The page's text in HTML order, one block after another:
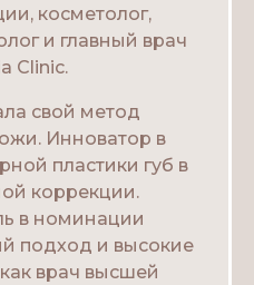
косметолог,
и главный врач
Clinic.
свой метод
Инноватор в
пластики губ в
коррекции.
в номинации
подход и высокие
врач высшей